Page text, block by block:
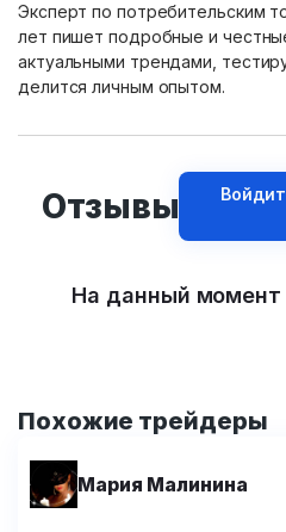
Эксперт по потребительским
лет пишет подробные и
актуальными трендами,
делится личным опытом.
Отзывы
На данный момент
Похожие трейдеры
Мария Малинина